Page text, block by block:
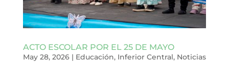
ACTO ESCOLAR POR EL 25 DE MAYO
May 28, 2026| Educación, Inferior Central, Noticias